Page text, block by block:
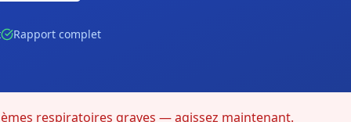
Rapport complet
respiratoires graves — agissez maintenant.